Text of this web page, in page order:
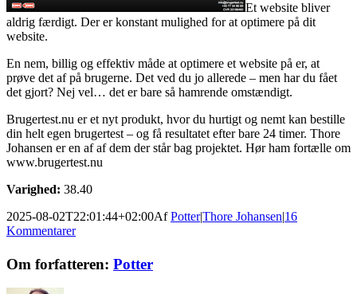
Et website bliver
aldrig færdigt. Der er konstant mulighed for at optimere på dit
website.
En nem, billig og effektiv måde at optimere et website på er, at
prøve det af på brugerne. Det ved du jo allerede – men har du fået
det gjort? Nej vel… det er bare så hamrende omstændigt.
Brugertest.nu er et nyt produkt, hvor du hurtigt og nemt kan bestille
din helt egen brugertest – og få resultatet efter bare 24 timer. Thore
Johansen er en af af dem der står bag projektet. Hør ham fortælle om
www.brugertest.nu
Varighed: 38.40
2025-08-02T22:01:44+02:00AfPotter|Thore Johansen|16
Kommentarer
Facebook
Twitter
LinkedIn
Email
Om forfatteren: Potter